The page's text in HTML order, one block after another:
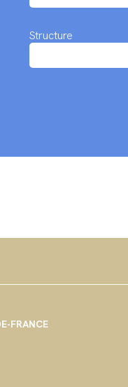
Structure
FRANCE